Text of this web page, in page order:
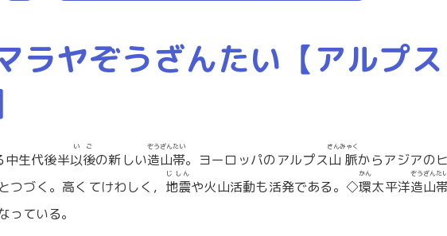
ラヤぞうざんたい【アルプ
中生代後半以後
いご
の新しい造山帯
ぞうざんたい
。ヨーロッパのアルプス山脈
さんみゃく
からアジアの
つづく。高くてけわしく， 地震
じしん
や火山活動も活発である。◇環
かん
太平洋造山帯
ぞうざんた
っている。